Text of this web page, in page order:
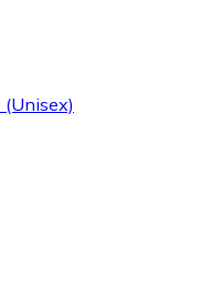
(Unisex)